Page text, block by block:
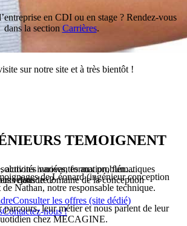
innovantes aux problématiques
dans le domaine de la conception
Contactez-nous !
Excellence
activités variées, formation, fun…
rejoindre ?
Consulter les offres (site dédié)
en CDI ou en stage ? Rendez-vous
dans la section Carrières.
sur notre site et à très bientôt !
TEMOIGNENT
de Léonard (ingénieur conception
de Nathan, notre responsable technique.
parcours, leur métier et nous parlent de leur
chez MECAGINE.